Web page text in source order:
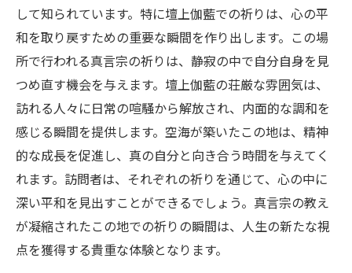
して知られています。特に壇上伽藍での祈りは、心の平
和を取り戻すための重要な瞬間を作り出します。この場
所で行われる真言宗の祈りは、静寂の中で自分自身を見
つめ直す機会を与えます。壇上伽藍の荘厳な雰囲気は、
訪れる人々に日常の喧騒から解放され、内面的な調和を
感じる瞬間を提供します。空海が築いたこの地は、精神
的な成長を促進し、真の自分と向き合う時間を与えてく
れます。訪問者は、それぞれの祈りを通じて、心の中に
深い平和を見出すことができるでしょう。真言宗の教え
が凝縮されたこの地での祈りの瞬間は、人生の新たな視
点を獲得する貴重な体験となります。